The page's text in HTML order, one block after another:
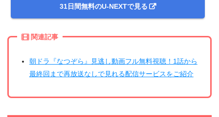
31日間無料のU-NEXTで見る
関連記事
朝ドラ『なつぞら』見逃し動画フル無料視聴！1話から
最終回まで再放送なしで見れる配信サービスをご紹介